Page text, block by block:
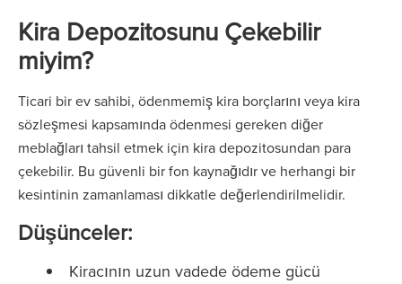
Kira Depozitosunu Çekebilir
miyim?
Ticari bir ev sahibi, ödenmemiş kira borçlarını veya kira
sözleşmesi kapsamında ödenmesi gereken diğer
meblağları tahsil etmek için kira depozitosundan para
çekebilir. Bu güvenli bir fon kaynağıdır ve herhangi bir
kesintinin zamanlaması dikkatle değerlendirilmelidir.
Düşünceler:
Kiracının uzun vadede ödeme gücü